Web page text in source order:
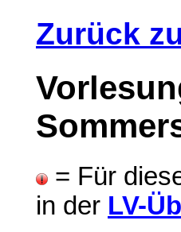
Zurück
= Für
in der LV-